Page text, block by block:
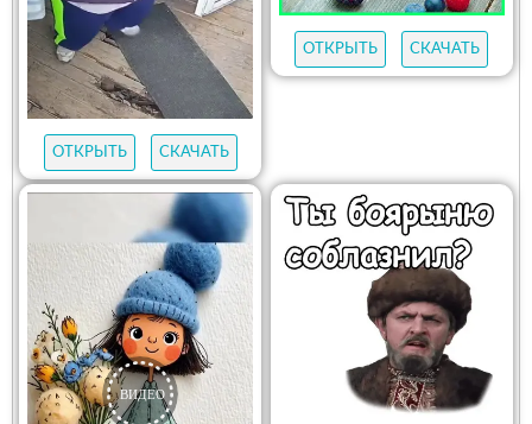
ОТКРЫТЬ СКАЧАТЬ
ОТКРЫТЬ СКАЧАТЬ